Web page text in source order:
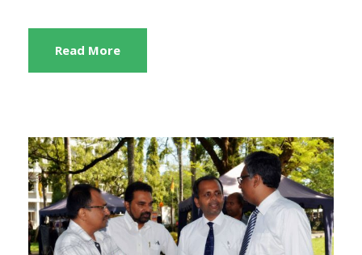
Read More